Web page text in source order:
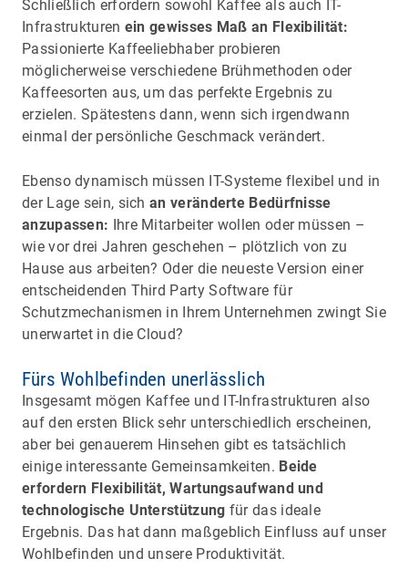
Schließlich erfordern sowohl Kaffee als auch IT-
Infrastrukturen ein gewisses Maß an Flexibilität:
Passionierte Kaffeeliebhaber probieren
möglicherweise verschiedene Brühmethoden oder
Kaffeesorten aus, um das perfekte Ergebnis zu
erzielen. Spätestens dann, wenn sich irgendwann
einmal der persönliche Geschmack verändert.
Ebenso dynamisch müssen IT-Systeme flexibel und in
der Lage sein, sichan veränderte Bedürfnisse
anzupassen: Ihre Mitarbeiter wollen oder müssen –
wie vor drei Jahren geschehen – plötzlich von zu
Hause aus arbeiten? Oder die neueste Version einer
entscheidenden Third Party Software für
Schutzmechanismen in Ihrem Unternehmen zwingt Sie
unerwartet in die Cloud?
Fürs Wohlbefinden unerlässlich
Insgesamt mögen Kaffee und IT-Infrastrukturen also
auf den ersten Blick sehr unterschiedlich erscheinen,
aber bei genauerem Hinsehen gibt es tatsächlich
einige interessante Gemeinsamkeiten. Beide
erfordern Flexibilität, Wartungsaufwand und
technologische Unterstützung für das ideale
Ergebnis. Das hat dann maßgeblich Einfluss auf unser
Wohlbefinden und unsere Produktivität.